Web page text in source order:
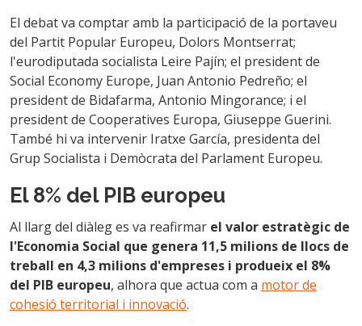
El debat va comptar amb la participació de la portaveu
del Partit Popular Europeu, Dolors Montserrat;
l'eurodiputada socialista Leire Pajín; el president de
Social Economy Europe, Juan Antonio Pedreño; el
president de Bidafarma, Antonio Mingorance; i el
president de Cooperatives Europa, Giuseppe Guerini.
També hi va intervenir Iratxe García, presidenta del
Grup Socialista i Demòcrata del Parlament Europeu.
El 8% del PIB europeu
Al llarg del diàleg es va reafirmar el valor estratègic de
l'Economia Social que genera 11,5 milions de llocs de
treball en 4,3 milions d'empreses i produeix el 8%
del PIB europeu, alhora que actua com a motor de
cohesió territorial i innovació.